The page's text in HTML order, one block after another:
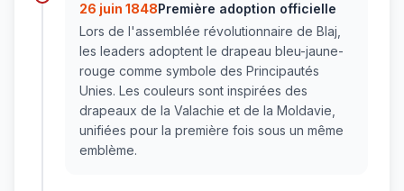
26 juin 1848Première adoption officielle
Lors de l'assemblée révolutionnaire de Blaj,
les leaders adoptent le drapeau bleu-jaune-
rouge comme symbole des Principautés
Unies. Les couleurs sont inspirées des
drapeaux de la Valachie et de la Moldavie,
unifiées pour la première fois sous un même
emblème.